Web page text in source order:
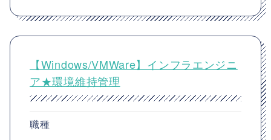
【Windows/VMWare】インフラエンジニ
ア★環境維持管理
職種